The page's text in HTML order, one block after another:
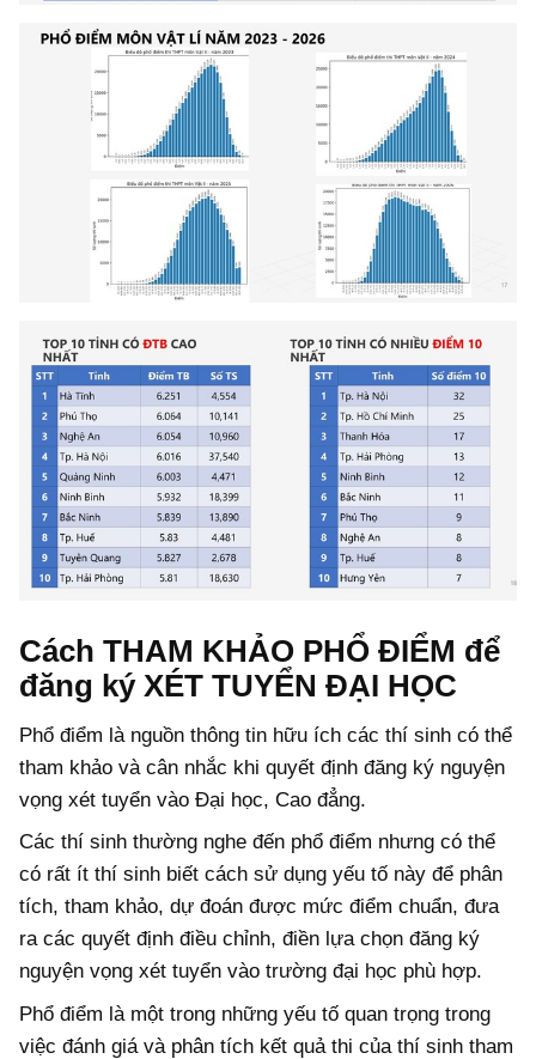
Cách THAM KHẢO PHỔ ĐIỂM để
đăng ký XÉT TUYỂN ĐẠI HỌC
Phổ điểm là nguồn thông tin hữu ích các thí sinh có thể
tham khảo và cân nhắc khi quyết định đăng ký nguyện
vọng xét tuyển vào Đại học, Cao đẳng.
Các thí sinh thường nghe đến phổ điểm nhưng có thể
có rất ít thí sinh biết cách sử dụng yếu tố này để phân
tích, tham khảo, dự đoán được mức điểm chuẩn, đưa
ra các quyết định điều chỉnh, điền lựa chọn đăng ký
nguyện vọng xét tuyển vào trường đại học phù hợp.
Phổ điểm là một trong những yếu tố quan trọng trong
việc đánh giá và phân tích kết quả thi của thí sinh tham